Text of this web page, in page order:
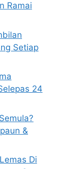
Ramai
Setiap
24
&
Di